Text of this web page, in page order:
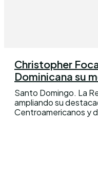
Christopher
Dominicana su
Santo Domingo. La
ampliando su
Centroamericanos y